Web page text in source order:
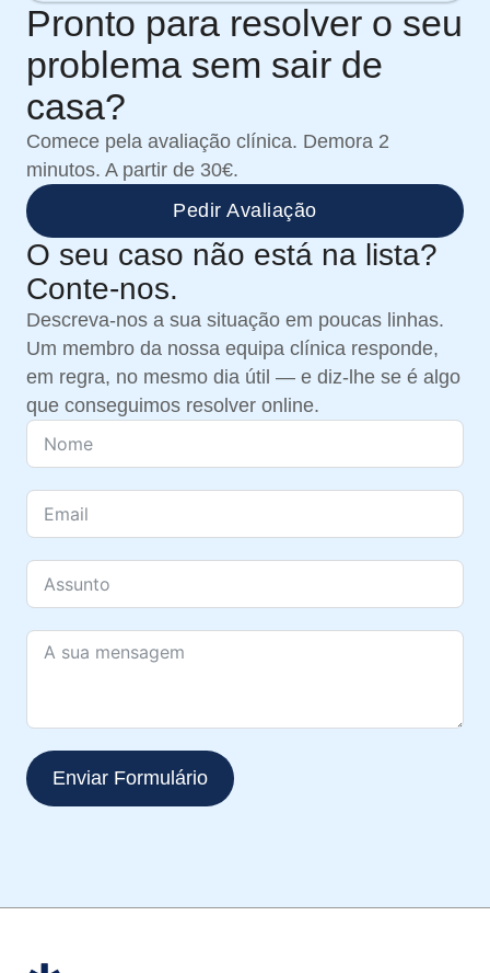
Pronto para resolver o seu
problema sem sair de
casa?
Comece pela avaliação clínica. Demora 2
minutos. A partir de 30€.
Pedir Avaliação
O seu caso não está na lista?
Conte-nos.
Descreva-nos a sua situação em poucas linhas.
Um membro da nossa equipa clínica responde,
em regra, no mesmo dia útil — e diz-lhe se é algo
que conseguimos resolver online.
Enviar Formulário